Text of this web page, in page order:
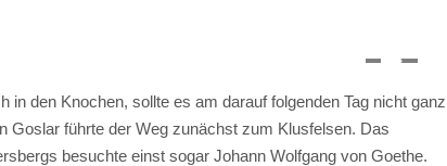
in den Knochen, sollte es am darauf folgenden Tag nicht ganz
Goslar führte der Weg zunächst zum Klusfelsen. Das
besuchte einst sogar Johann Wolfgang von Goethe.